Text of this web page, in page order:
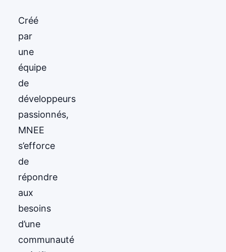
Créé
par
une
équipe
de
développeurs
passionnés,
MNEE
s’efforce
de
répondre
aux
besoins
d’une
communauté